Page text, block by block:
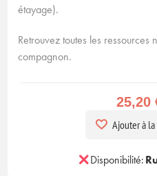
étayage).
Retrouvez toutes les ressources
compagnon.
25,20
Ajouter à
Disponibilité: